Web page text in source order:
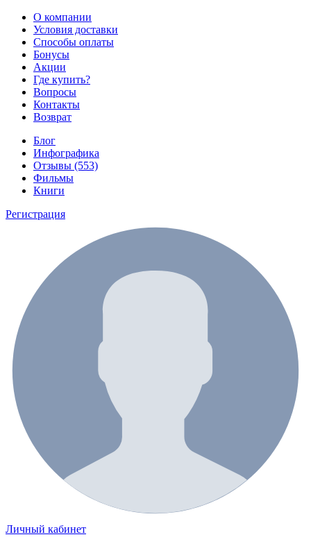
О компании
Условия доставки
Способы оплаты
Бонусы
Акции
Где купить?
Вопросы
Контакты
Возврат
Блог
Инфографика
Отзывы (553)
Фильмы
Книги
Регистрация
Личный кабинет